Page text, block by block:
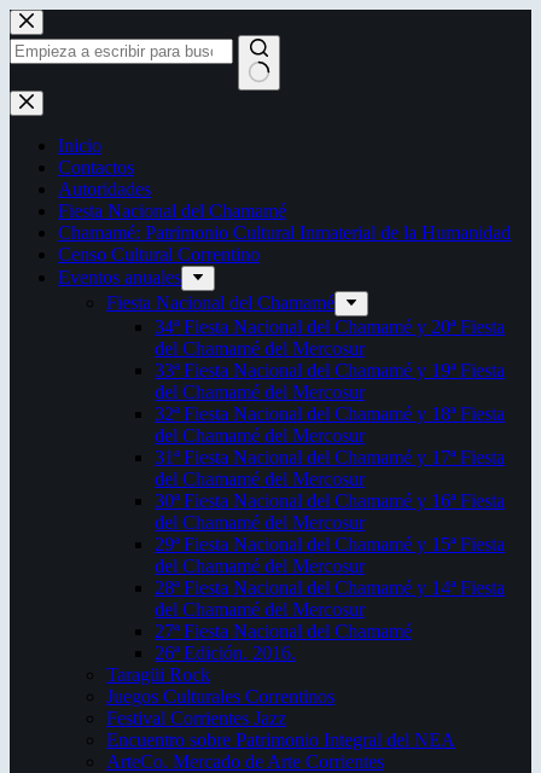
Saltar
al
contenido
Sin
resultados
Inicio
Contactos
Autoridades
Fiesta Nacional del Chamamé
Chamamé: Patrimonio Cultural Inmaterial de la Humanidad
Censo Cultural Correntino
Eventos anuales
Fiesta Nacional del Chamamé
34ª Fiesta Nacional del Chamamé y 20ª Fiesta
del Chamamé del Mercosur
33ª Fiesta Nacional del Chamamé y 19ª Fiesta
del Chamamé del Mercosur
32ª Fiesta Nacional del Chamamé y 18ª Fiesta
del Chamamé del Mercosur
31ª Fiesta Nacional del Chamamé y 17ª Fiesta
del Chamamé del Mercosur
30ª Fiesta Nacional del Chamamé y 16ª Fiesta
del Chamamé del Mercosur
29ª Fiesta Nacional del Chamamé y 15ª Fiesta
del Chamamé del Mercosur
28ª Fiesta Nacional del Chamamé y 14ª Fiesta
del Chamamé del Mercosur
27ª Fiesta Nacional del Chamamé
26ª Edición. 2016.
Taragüi Rock
Juegos Culturales Correntinos
Festival Corrientes Jazz
Encuentro sobre Patrimonio Integral del NEA
ArteCo. Mercado de Arte Corrientes